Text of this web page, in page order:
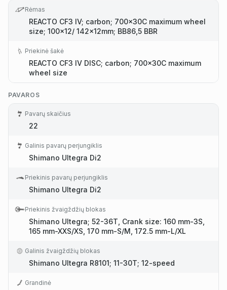
Rėmas
REACTO CF3 IV; carbon; 700x30C maximum wheel
size; 100x12/ 142x12mm; BB86,5 BBR
Priekinė šakė
REACTO CF3 IV DISC; carbon; 700x30C maximum
wheel size
PAVAROS
Pavarų skaičius
22
Galinis pavarų perjungiklis
Shimano Ultegra Di2
Priekinis pavarų perjungiklis
Shimano Ultegra Di2
Priekinis žvaigždžių blokas
Shimano Ultegra; 52-36T, Crank size: 160 mm-3S,
165 mm-XXS/XS, 170 mm-S/M, 172.5 mm-L/XL
Galinis žvaigždžių blokas
Shimano Ultegra R8101; 11-30T; 12-speed
Grandinė